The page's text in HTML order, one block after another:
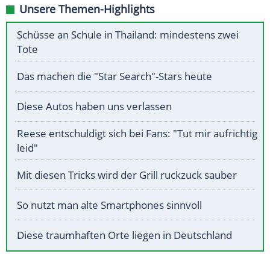
Unsere Themen-Highlights
Schüsse an Schule in Thailand: mindestens zwei
Tote
Das machen die "Star Search"-Stars heute
Diese Autos haben uns verlassen
Reese entschuldigt sich bei Fans: "Tut mir aufrichtig
leid"
Mit diesen Tricks wird der Grill ruckzuck sauber
So nutzt man alte Smartphones sinnvoll
Diese traumhaften Orte liegen in Deutschland